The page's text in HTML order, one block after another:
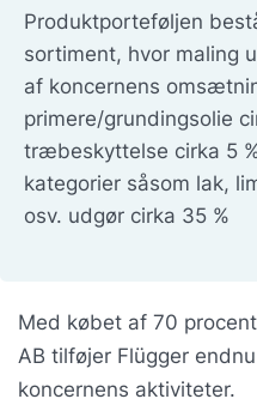
Produktporteføljen
sortiment, hvor maling
af koncernens
primere/grundingsolie
træbeskyttelse cirka 5
kategorier såsom lak,
osv. udgør cirka 35 %
Med købet af 70
AB tilføjer Flügger
koncernens aktiviteter.